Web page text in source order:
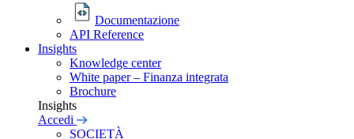
Documentazione
API Reference
Insights
Knowledge center
White paper – Finanza integrata
Brochure
Insights
Accedi
SOCIETÀ